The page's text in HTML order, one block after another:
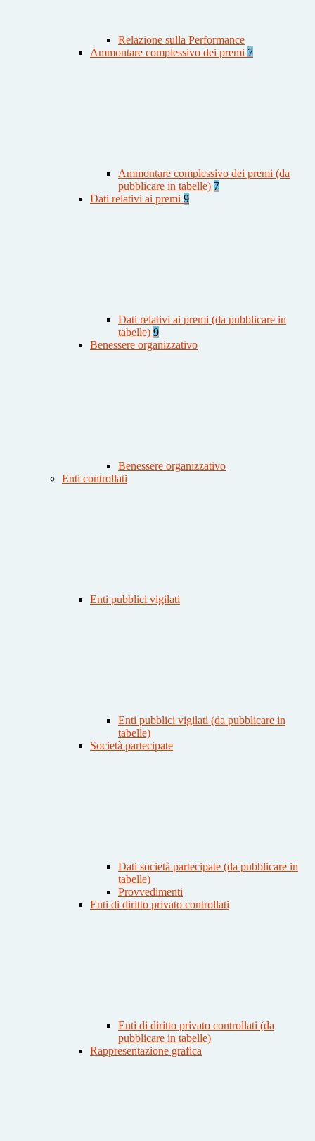
Relazione sulla Performance
Ammontare complessivo dei premi 7
Ammontare complessivo dei premi (da
pubblicare in tabelle) 7
Dati relativi ai premi 9
Dati relativi ai premi (da pubblicare in
tabelle) 9
Benessere organizzativo
Benessere organizzativo
Enti controllati
Enti pubblici vigilati
Enti pubblici vigilati (da pubblicare in
tabelle)
Società partecipate
Dati società partecipate (da pubblicare in
tabelle)
Provvedimenti
Enti di diritto privato controllati
Enti di diritto privato controllati (da
pubblicare in tabelle)
Rappresentazione grafica